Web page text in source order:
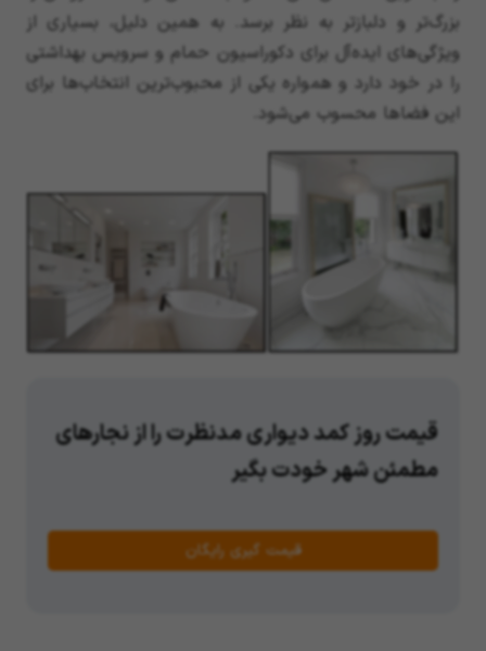
بزرگ‌تر و دلبازتر به نظر برسد. به همین دلیل، بسیاری از
ویژگی‌های ایده‌آل برای دکوراسیون حمام و سرویس بهداشتی
را در خود دارد و همواره یکی از محبوب‌ترین انتخاب‌ها برای
این فضاها محسوب می‌شود.
قیمت روز کمد دیواری مدنظرت را از نجارهای
مطمئن شهر خودت بگیر
قیمت گیری رایگان